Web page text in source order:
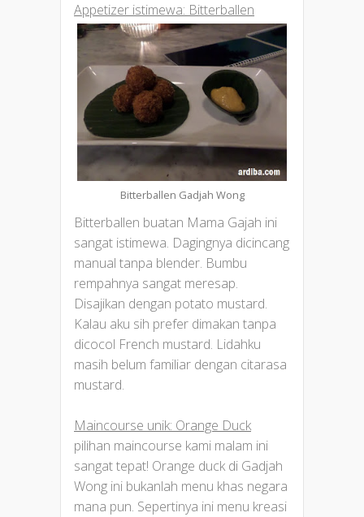
Appetizer istimewa: Bitterballen
Bitterballen Gadjah Wong
Bitterballen buatan Mama Gajah ini
sangat istimewa. Dagingnya dicincang
manual tanpa blender. Bumbu
rempahnya sangat meresap.
Disajikan dengan potato mustard.
Kalau aku sih prefer dimakan tanpa
dicocol French mustard. Lidahku
masih belum familiar dengan citarasa
mustard.
Maincourse unik: Orange Duck
pilihan maincourse kami malam ini
sangat tepat! Orange duck di Gadjah
Wong ini bukanlah menu khas negara
mana pun. Sepertinya ini menu kreasi